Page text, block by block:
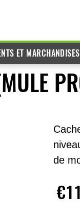
ET MARCHANDISES
de